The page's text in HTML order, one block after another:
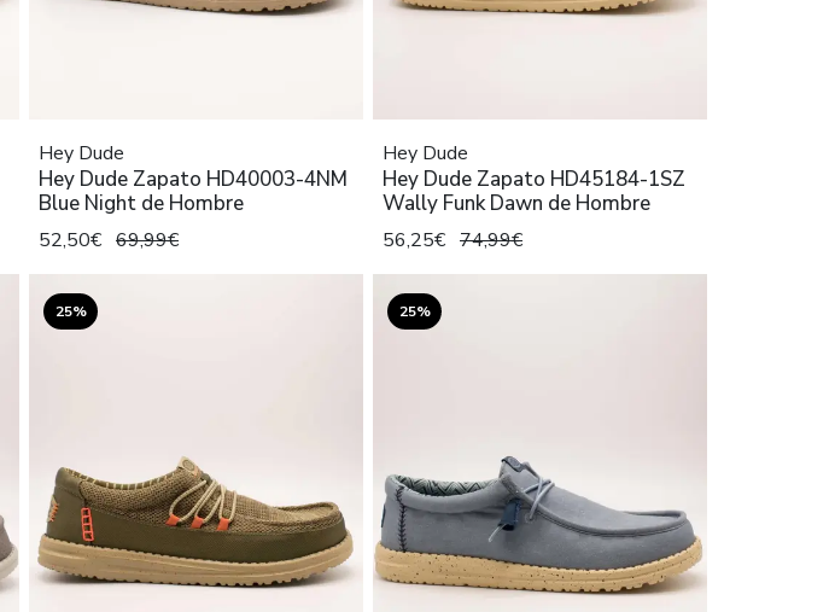
Hey Dude
Hey Dude Zapato HD40003-4NM
Blue Night de Hombre
52,50€ 69,99€
Hey Dude
Hey Dude Zapato HD45184-1SZ
Wally Funk Dawn de Hombre
56,25€ 74,99€
25% 25%